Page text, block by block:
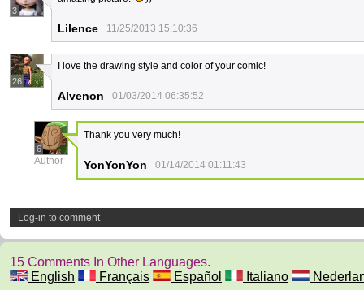
3
Lilence 11/25/2013 15:10:36
26
I love the drawing style and color of your comic!
Alvenon 01/03/2014 06:35:52
6
Author
Thank you very much!
YonYonYon 01/14/2014 01:11:43
Log-in to comment
15 Comments In Other Languages.
English
Français Español Italiano